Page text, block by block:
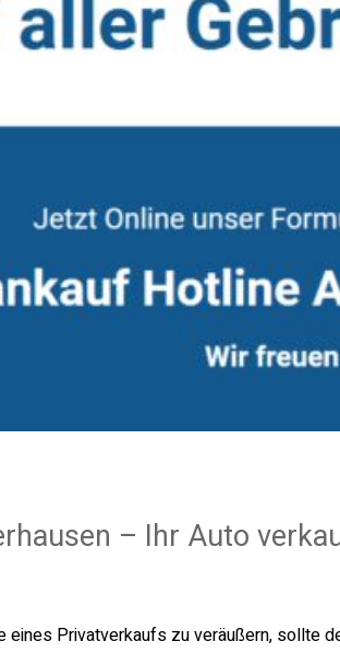
– Ihr Auto
eines Privatverkaufs zu veräußern, sollte